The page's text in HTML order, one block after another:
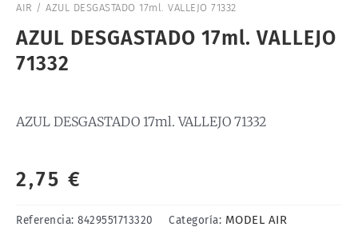
AIR / AZUL DESGASTADO 17ml. VALLEJO 71332
AZUL DESGASTADO 17ml. VALLEJO
71332
AZUL DESGASTADO 17ml. VALLEJO 71332
2,75 €
Referencia: 8429551713320 Categoría: MODEL AIR